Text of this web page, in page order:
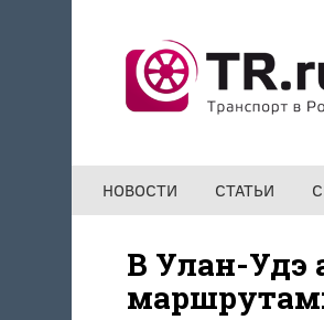
НОВОСТИ СТАТЬИ
В Улан-Удэ